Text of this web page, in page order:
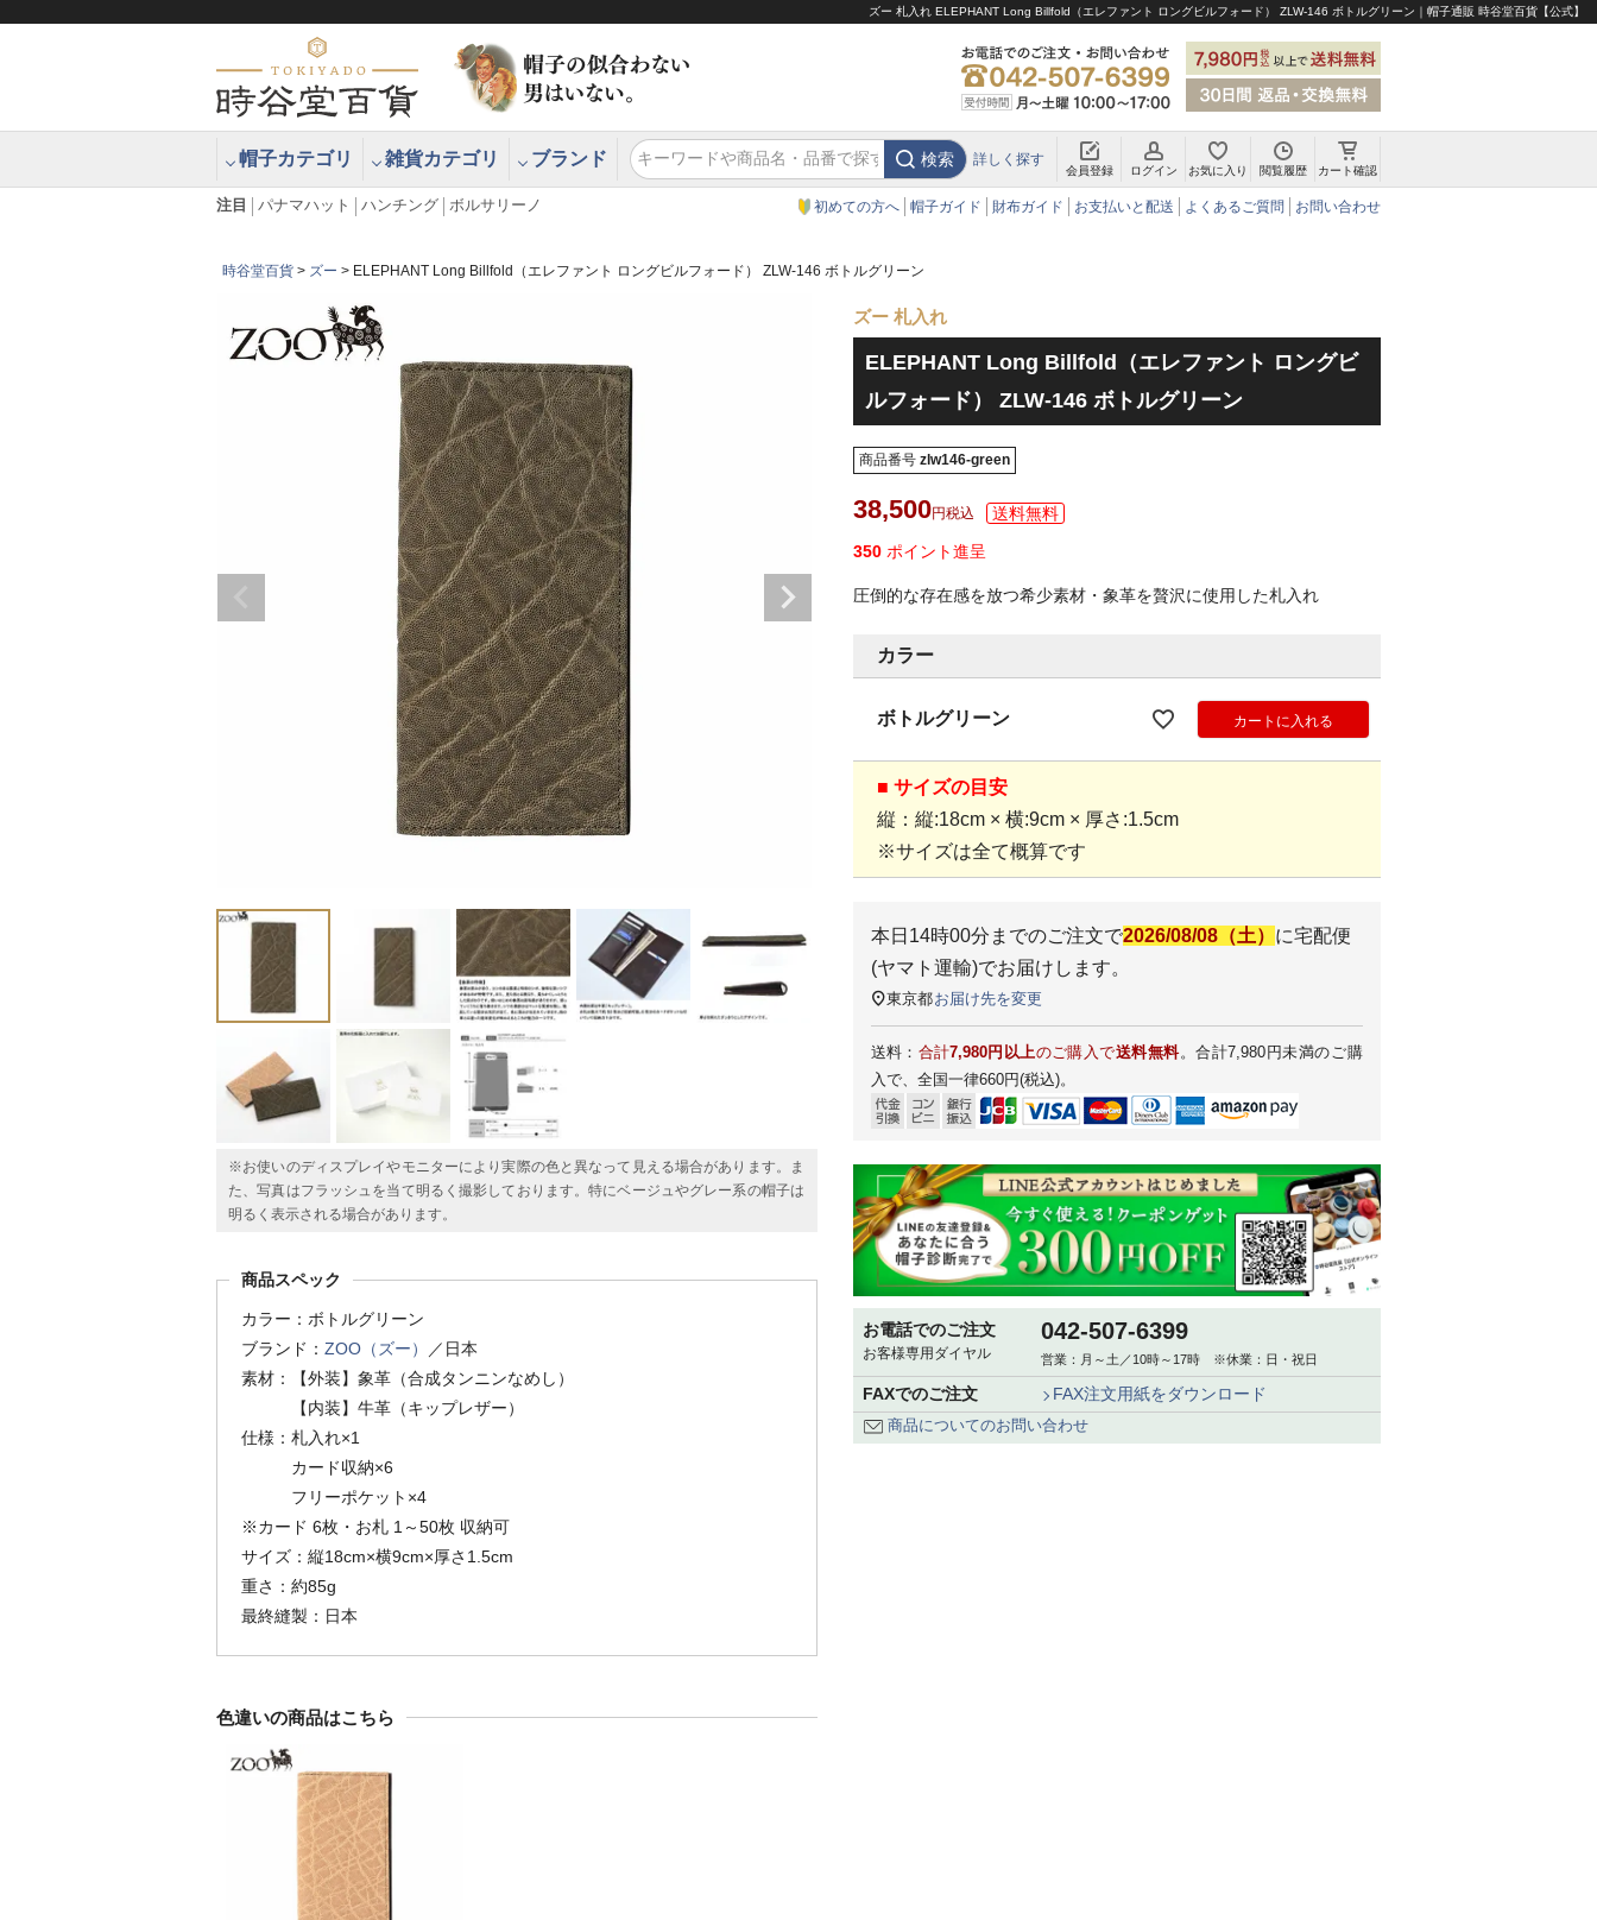
ズー 札入れ ELEPHANT Long Billfold（エレファント ロングビルフォード） ZLW-146 ボトルグリーン｜帽子通販 時谷堂百貨【公式】
帽子カテゴリ 雑貨カテゴリ ブランド 検索 詳しく探す
会員登録 ログイン お気に入り 閲覧履歴 カート確認
注目 パナマハット ハンチング ボルサリーノ 初めての方へ 帽子ガイド 財布ガイド お支払いと配送 よくあるご質問 お問い合わせ
時谷堂百貨 ズー ELEPHANT Long Billfold（エレファント ロングビルフォード） ZLW-146 ボトルグリーン
※お使いのディスプレイやモニターにより実際の色と異なって見える場合があります。ま
た、写真はフラッシュを当て明るく撮影しております。特にベージュやグレー系の帽子は
明るく表示される場合があります。
商品スペック
カラー：ボトルグリーン
ブランド： ZOO（ズー）
／日本
素材：【外装】象革（合成タンニンなめし）
【内装】牛革（キップレザー）
仕様：札入れ×1
カード収納×6
フリーポケット×4
※カード 6枚・お札 1～50枚 収納可
サイズ：縦18cm×横9cm×厚さ1.5cm
重さ：約85g
最終縫製：日本
色違いの商品はこちら
ズー 札入れ
ELEPHANT Long Billfold（エレファント ロングビ
ルフォード） ZLW-146 ボトルグリーン
商品番号 zlw146-green
38,500 税込
350 ポイント進呈
圧倒的な存在感を放つ希少素材・象革を贅沢に使用した札入れ
カラー
ボトルグリーン カートに入れる
■ サイズの目安
縦：縦:18cm × 横:9cm × 厚さ:1.5cm
※サイズは全て概算です
本日 14時00分 までのご注文で2026/08/08（土） に宅配便
(ヤマト運輸)でお届けします。
東京都お届け先を変更
送料： 合計7,980円以上のご購入で送料無料。合計7,980円未満のご購
入で、全国一律660円(税込)。
お電話でのご注文
お客様専用ダイヤル
042-507-6399
営業：月～土／10時～17時 ※休業：日・祝日
FAXでのご注文 FAX注文用紙をダウンロード
商品についてのお問い合わせ